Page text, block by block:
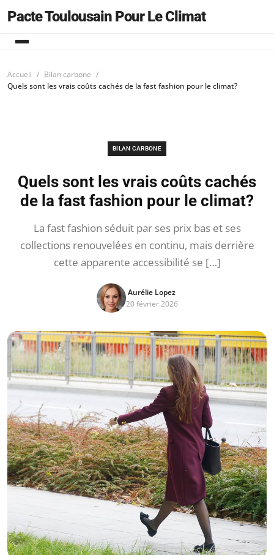
Pacte Toulousain Pour Le Climat
Accueil
Bilan carbone
Quels sont les vrais coûts cachés de la fast fashion pour le climat?
BILAN CARBONE
Quels sont les vrais coûts cachés
de la fast fashion pour le climat?
La fast fashion séduit par ses prix bas et ses
collections renouvelées en continu, mais derrière
cette apparente accessibilité se […]
Aurélie Lopez
20 février 2026